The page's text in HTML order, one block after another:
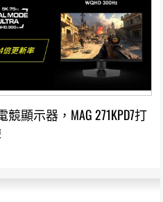
競顯示器，MAG 271KPD7打